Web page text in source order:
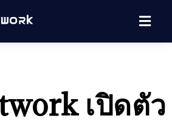
เปิดตัว